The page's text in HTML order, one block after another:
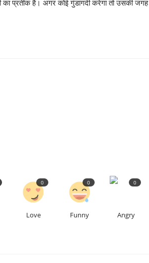
का प्रतीक है। अगर कोई गुंडागर्दी करेगा तो उसकी
Love
0
Funny
0
Angry
0